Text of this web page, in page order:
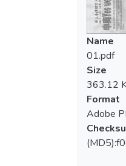
Name
01.pdf
Size
363.12
Format
Adobe